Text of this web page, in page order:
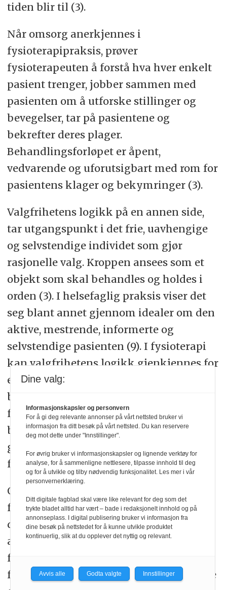
tiden blir til (3).
Når omsorg anerkjennes i
fysioterapipraksis, prøver
fysioterapeuten å forstå hva hver enkelt
pasient trenger, jobber sammen med
pasienten om å utforske stillinger og
bevegelser, tar på pasientene og
bekrefter deres plager.
Behandlingsforløpet er åpent,
vedvarende og uforutsigbart med rom for
pasientens klager og bekymringer (3).
Valgfrihetens logikk på en annen side,
tar utgangspunkt i det frie, uavhengige
og selvstendige individet som gjør
rasjonelle valg. Kroppen ansees som et
objekt som skal behandles og holdes i
orden (3). I helsefaglig praksis viser det
seg blant annet gjennom idealer om den
aktive, mestrende, informerte og
selvstendige pasienten (9). I fysioterapi
kan valgfrihetens logikk gjenkjennes for
eksempel i standardisering av
behandlingsopplegg og at pasienten
forventes å ta ansvar for egen helse og
bedring; det er opp til pasienten selv å ta
gode helsevalg og følge opp
fysioterapeutens treningsprogram.
Omsorgens og valgfrihetens logikk kan
forenes i praksis, men ifølge Mol skjer
det altfor sjelden (3). Omsorg er ikke
anerkjent når pasienten blir presentert
for løsninger og verktøykasser, eller når
fysioterapeuten blir for opptatt av å teste
Dine valg:
Informasjonskapsler og personvern
For å gi deg relevante annonser på vårt nettsted bruker vi
informasjon fra ditt besøk på vårt nettsted. Du kan reservere
deg mot dette under "Innstillinger".
For øvrig bruker vi informasjonskapsler og lignende verktøy for
analyse, for å sammenligne nettlesere, tilpasse innhold til deg
og for å utvikle og tilby nødvendig funksjonalitet. Les mer i vår
personvernerklæring.
Ditt digitale fagblad skal være like relevant for deg som det
trykte bladet alltid har vært – bade i redaksjonelt innhold og på
annonseplass. I digital publisering bruker vi informasjon fra
dine besøk på nettstedet for å kunne utvikle produktet
kontinuerlig, slik at du opplever det nyttig og relevant.
Avvis alle Godta valgte Innstillinger